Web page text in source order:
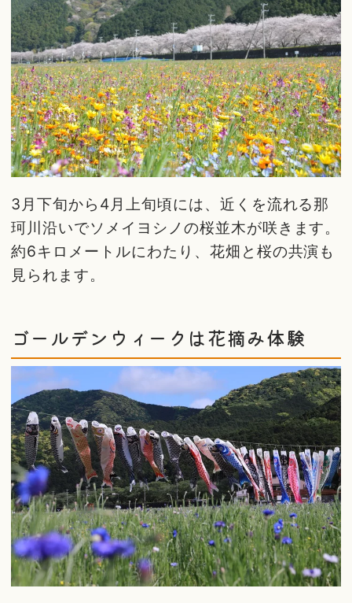
3月下旬から4月上旬頃には、近くを流れる那
珂川沿いでソメイヨシノの桜並木が咲きます。
約6キロメートルにわたり、花畑と桜の共演も
見られます。
ゴールデンウィークは花摘み体験